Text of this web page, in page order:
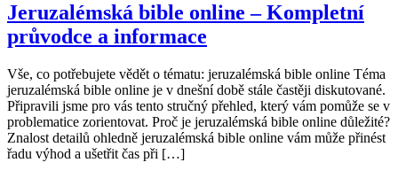
Jeruzalémská bible online – Kompletní
průvodce a informace
Vše, co potřebujete vědět o tématu: jeruzalémská bible online Téma
jeruzalémská bible online je v dnešní době stále častěji diskutované.
Připravili jsme pro vás tento stručný přehled, který vám pomůže se v
problematice zorientovat. Proč je jeruzalémská bible online důležité?
Znalost detailů ohledně jeruzalémská bible online vám může přinést
řadu výhod a ušetřit čas při […]